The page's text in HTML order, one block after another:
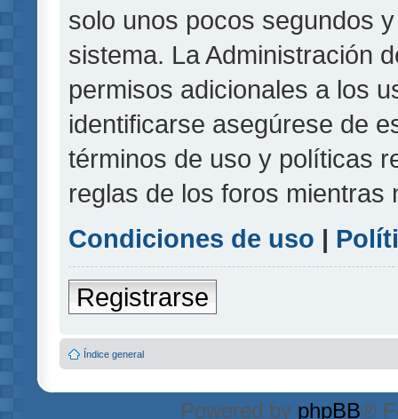
solo unos pocos segundos
sistema. La Administración
permisos adicionales a los
identificarse asegúrese de
términos de uso y políticas
reglas de los foros mientras
Condiciones de uso |
Registrarse
Índice general
Powered by phpBB®